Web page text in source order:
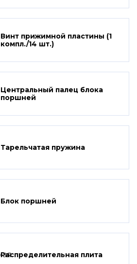
Винт прижимной пластины (1
компл./14 шт.)
Центральный палец блока
поршней
Тарельчатая пружина
Блок поршней
Распределительная плита